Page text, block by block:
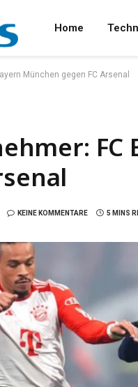
Home
München gegen FC Arsenal
FC
KEINE KOMMENTARE 5 MINS